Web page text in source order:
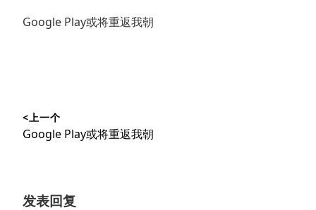
Google Play或将重返我朝
章
<上一个
上
Google Play或将重返我朝
发表回复